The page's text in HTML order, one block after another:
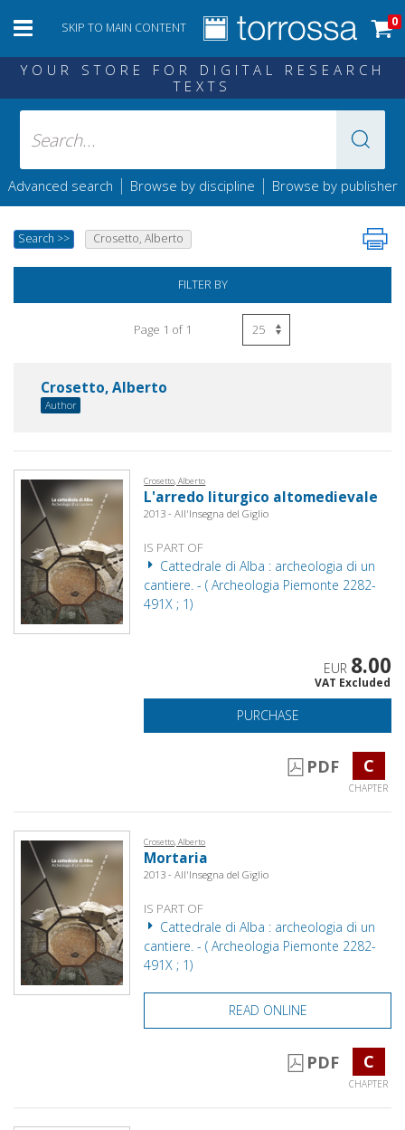
SKIP TO MAIN CONTENT 0
YOUR STORE FOR DIGITAL RESEARCH
TEXTS
Advanced search | Browse by discipline | Browse by publisher
Search >> Crosetto, Alberto
FILTER BY
Page 1 of 1
Crosetto, Alberto
Author
Crosetto, Alberto
L'arredo liturgico altomedievale
2013 - All'Insegna del Giglio
IS PART OF
Cattedrale di Alba : archeologia di un
cantiere. - ( Archeologia Piemonte 2282-
491X ; 1)
EUR 8.00
VAT Excluded
PURCHASE
PDF C
CHAPTER
Crosetto, Alberto
Mortaria
2013 - All'Insegna del Giglio
IS PART OF
Cattedrale di Alba : archeologia di un
cantiere. - ( Archeologia Piemonte 2282-
491X ; 1)
READ ONLINE
PDF C
CHAPTER